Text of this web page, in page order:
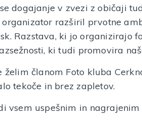
dogajanje v zvezi z običaji
organizator razširil prvotne
Razstava, ki jo organizirajo
ki tudi promovira
želim članom Foto kluba
tekoče in brez zapletov.
vsem uspešnim in